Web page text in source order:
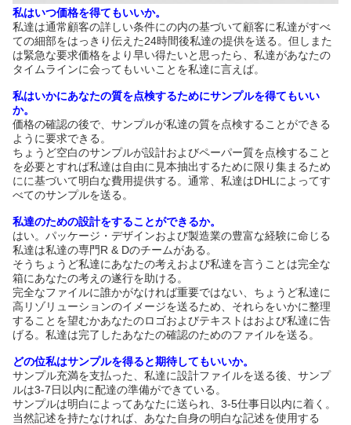
私はいつ価格を得てもいいか。
私達は通常顧客の詳しい条件にの内の基づいて顧客に私達がすべ
ての細部をはっきり伝えた24時間後私達の提供を送る。但しまた
は緊急な要求価格をより早い得たいと思ったら、私達があなたの
タイムラインに会ってもいいことを私達に言えば。
私はいかにあなたの質を点検するためにサンプルを得てもいい
か。
価格の確認の後で、サンプルが私達の質を点検することができる
ように要求できる。
ちょうど空白のサンプルが設計およびペーパー質を点検すること
を必要とすれば私達は自由に見本抽出するために限り集まるため
にに基づいて明白な費用提供する。通常、私達はDHLによってす
べてのサンプルを送る。
私達のための設計をすることができるか。
はい。パッケージ・デザインおよび製造業の豊富な経験に命じる
私達は私達の専門R & Dのチームがある。
そうちょうど私達にあなたの考えおよび私達を言うことは完全な
箱にあなたの考えの遂行を助ける。
完全なファイルに誰かがなければ重要ではない、ちょうど私達に
高リゾリューションのイメージを送るため、それらをいかに整理
することを望むかあなたのロゴおよびテキストはおよび私達に告
げる。私達は完了したあなたの確認のためのファイルを送る。
どの位私はサンプルを得ると期待してもいいか。
サンプル充満を支払った、私達に設計ファイルを送る後、サンプ
ルは3-7日以内に配達の準備ができている。
サンプルは明白によってあなたに送られ、3-5仕事日以内に着く。
当然記述を持たなければ、あなた自身の明白な記述を使用する